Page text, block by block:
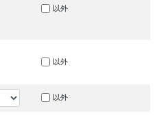
以外
以外
以外